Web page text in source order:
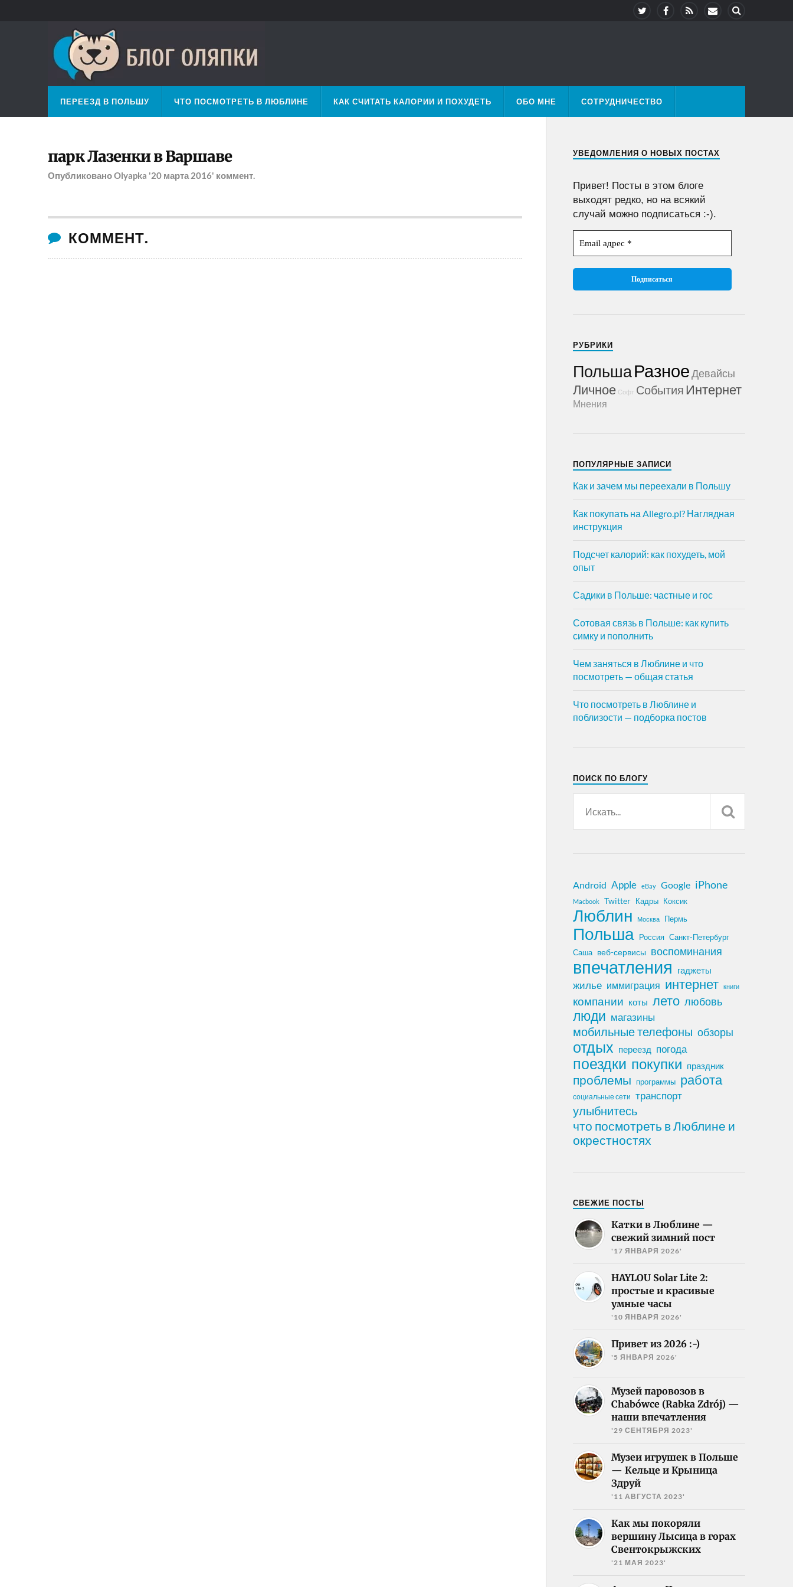
ПЕРЕЕЗД В ПОЛЬШУ ЧТО ПОСМОТРЕТЬ В ЛЮБЛИНЕ КАК СЧИТАТЬ КАЛОРИИ И ПОХУДЕТЬ ОБО МНЕ СОТРУДНИЧЕСТВО
парк Лазенки в Варшаве
ОпубликованоOlyapka '20 марта 2016' коммент.
КОММЕНТ.
УВЕДОМЛЕНИЯ О НОВЫХ ПОСТАХ
Привет! Посты в этом блоге
выходят редко, но на всякий
случай можно подписаться :-).
РУБРИКИ
ПольшаРазноеДевайсы
Личное Софт События Интернет
Мнения
ПОПУЛЯРНЫЕ ЗАПИСИ
Как и зачем мы переехали в Польшу
Как покупать на Allegro.pl? Наглядная
инструкция
Подсчет калорий: как похудеть, мой
опыт
Садики в Польше: частные и гос
Сотовая связь в Польше: как купить
симку и пополнить
Чем заняться в Люблине и что
посмотреть — общая статья
Что посмотреть в Люблине и
поблизости — подборка постов
ПОИСК ПО БЛОГУ
Android Apple eBay Google iPhone
Macbook Twitter Кадры Коксик
Люблин Москва Пермь
Польша Россия Санкт-Петербург
Саша веб-сервисы воспоминания
впечатления гаджеты
жилье иммиграция интернет книги
компании коты лето любовь
люди магазины
мобильные телефоны обзоры
отдых переезд погода
поездки покупки праздник
проблемы программы работа
социальные сети транспорт
улыбнитесь
что посмотреть в Люблине и
окрестностях
СВЕЖИЕ ПОСТЫ
Катки в Люблине —
свежий зимний пост
'17 ЯНВАРЯ 2026'
HAYLOU Solar Lite 2:
простые и красивые
умные часы
'10 ЯНВАРЯ 2026'
Привет из 2026 :-)
'5 ЯНВАРЯ 2026'
Музей паровозов в
Chabówce (Rabka Zdrój) —
наши впечатления
'29 СЕНТЯБРЯ 2023'
Музеи игрушек в Польше
— Кельце и Крыница
Здруй
'11 АВГУСТА 2023'
Как мы покоряли
вершину Лысица в горах
Свентокрыжских
'21 МАЯ 2023'